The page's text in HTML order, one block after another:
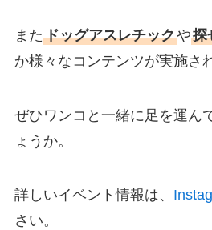
またドッグアスレチックや探
か様々なコンテンツが実施さ
ぜひワンコと一緒に足を運ん
ょうか。
詳しいイベント情報は、
さい。